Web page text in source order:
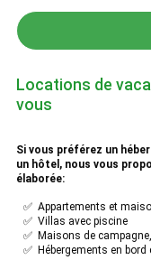
Locations de
vous
Si vous préférez un
un hôtel, nous vous
élaborée:
✅ Appartements et
✅ Villas avec piscine
✅ Maisons de
✅ Hébergements en